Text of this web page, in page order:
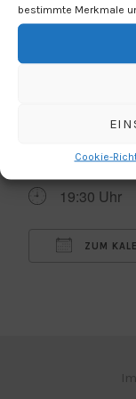
bestimmte Merkmale
Cookie-
LEON
19:30 Uhr
ZUM